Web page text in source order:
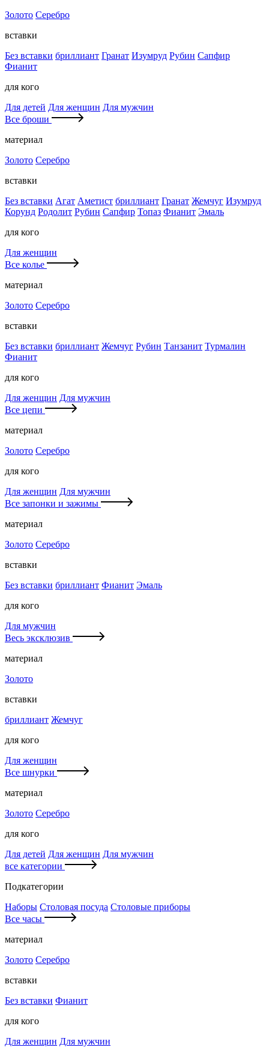
Золото Серебро
вставки
Без вставки бриллиант Гранат Изумруд Рубин Сапфир
Фианит
для кого
Для детей Для женщин Для мужчин
Все броши
материал
Золото Серебро
вставки
Без вставки Агат Аметист бриллиант Гранат Жемчуг Изумруд
Корунд Родолит Рубин Сапфир Топаз Фианит Эмаль
для кого
Для женщин
Все колье
материал
Золото Серебро
вставки
Без вставки бриллиант Жемчуг Рубин Танзанит Турмалин
Фианит
для кого
Для женщин Для мужчин
Все цепи
материал
Золото Серебро
для кого
Для женщин Для мужчин
Все запонки и зажимы
материал
Золото Серебро
вставки
Без вставки бриллиант Фианит Эмаль
для кого
Для мужчин
Весь эксклюзив
материал
Золото
вставки
бриллиант Жемчуг
для кого
Для женщин
Все шнурки
материал
Золото Серебро
для кого
Для детей Для женщин Для мужчин
все категории
Подкатегории
Наборы Столовая посуда Столовые приборы
Все часы
материал
Золото Серебро
вставки
Без вставки Фианит
для кого
Для женщин Для мужчин